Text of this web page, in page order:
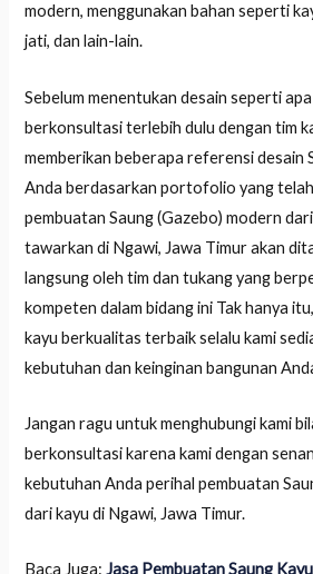
modern, menggunakan bahan seperti
jati, dan lain-lain.
Sebelum menentukan desain seperti
berkonsultasi terlebih dulu dengan tim
memberikan beberapa referensi desain
Anda berdasarkan portofolio yang
pembuatan Saung (Gazebo) modern
tawarkan di Ngawi, Jawa Timur akan
langsung oleh tim dan tukang yang
kompeten dalam bidang ini Tak hanya
kayu berkualitas terbaik selalu kami
kebutuhan dan keinginan bangunan
Jangan ragu untuk menghubungi kami
berkonsultasi karena kami dengan
kebutuhan Anda perihal pembuatan
dari kayu di Ngawi, Jawa Timur.
Baca Juga:Jasa Pembuatan Saung